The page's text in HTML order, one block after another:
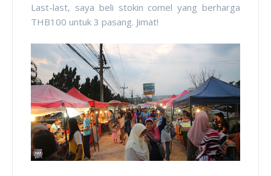
Last-last, saya beli stokin comel yang berharga
THB100 untuk 3 pasang. Jimat!